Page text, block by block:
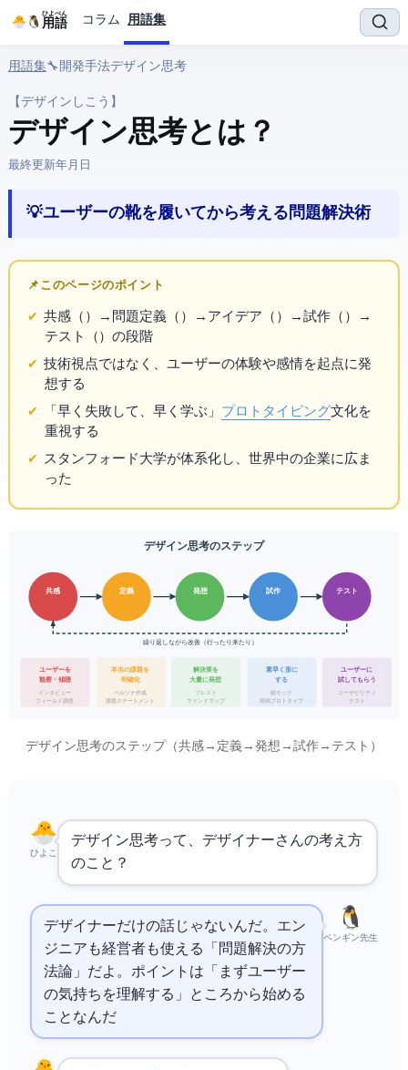
IT用語
ひよぺん コラム 用語集
用語集› 🔧 開発手法 › デザイン思考
【デザインしこう】
デザイン思考 とは？
最終更新:2026年4月2日
💡 ユーザーの靴を履いてから考える問題解決術
📌 このページのポイント
共感（Empathize）→ 問題定義（Define）→ アイデア（Ideate）→ 試作（Prototype）→
テスト（Test）の5段階
技術視点ではなく、ユーザーの体験や感情を起点に発
想する
「早く失敗して、早く学ぶ」 プロトタイピング文化を
重視する
スタンフォード大学d.schoolが体系化し、世界中の企業に広ま
った
デザイン思考の5ステップ
共感 定義 発想 試作 テスト
繰り返しながら改善（行ったり来たりOK）
ユーザーを
観察・傾聴
インタビュー
フィールド調査
本当の課題を
明確化
ペルソナ作成
課題ステートメント
解決策を
大量に発想
ブレスト
マインドマップ
素早く形に
する
紙モック
簡易プロトタイプ
ユーザーに
試してもらう
ユーザビリティ
テスト
デザイン思考の5ステップ（共感→定義→発想→試作→テスト）
ひよこ
デザイン思考って、デザイナーさんの考え方
のこと？
ペンギン先生
デザイナーだけの話じゃないんだ。エン
ジニアも経営者も使える「問題解決の方
法論」だよ。ポイントは「まずユーザー
の気持ちを理解する」ところから始める
ことなんだ